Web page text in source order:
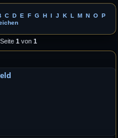
C D E F G H I J K L M N O P
1 von 1